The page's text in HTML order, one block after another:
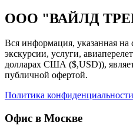
ООО "ВАЙЛД
Вся информация, указанная на
экскурсии, услуги,
долларах США ($,USD)),
публичной офертой.
Политика конфиденциальности
Офис в Москве